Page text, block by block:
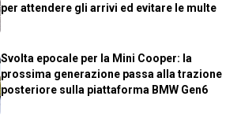
per attendere gli arrivi ed evitare le multe
Svolta epocale per la Mini Cooper: la
prossima generazione passa alla trazione
posteriore sulla piattaforma BMW Gen6